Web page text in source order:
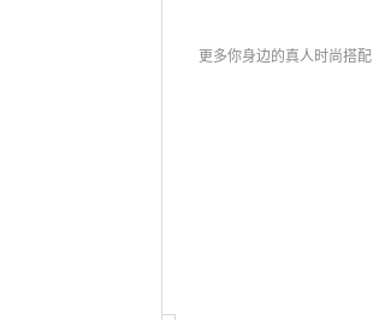
更多你身边的真人时尚搭配